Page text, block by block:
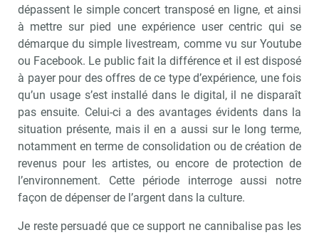
dépassent le simple concert transposé en ligne, et ainsi
à mettre sur pied une expérience user centric qui se
démarque du simple livestream, comme vu sur Youtube
ou Facebook. Le public fait la différence et il est disposé
à payer pour des offres de ce type d’expérience, une fois
qu’un usage s’est installé dans le digital, il ne disparaît
pas ensuite. Celui-ci a des avantages évidents dans la
situation présente, mais il en a aussi sur le long terme,
notamment en terme de consolidation ou de création de
revenus pour les artistes, ou encore de protection de
l’environnement. Cette période interroge aussi notre
façon de dépenser de l’argent dans la culture.
Je reste persuadé que ce support ne cannibalise pas les